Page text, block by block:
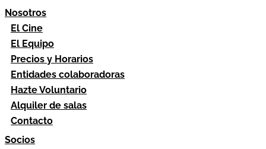
Nosotros
El Cine
El Equipo
Precios y Horarios
Entidades colaboradoras
Hazte Voluntario
Alquiler de salas
Contacto
Socios